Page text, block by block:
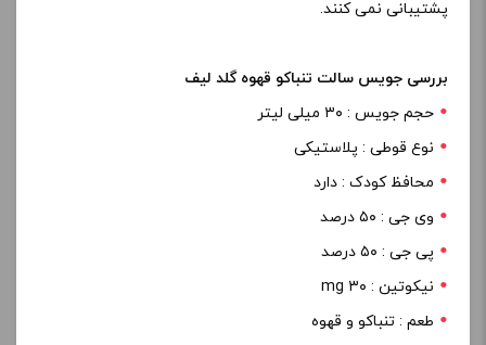
پشتیبانی نمی کنند.
بررسی جویس سالت تنباکو قهوه گلد لیف
حجم جویس : ۳۰ میلی لیتر
نوع قوطی : پلاستیکی
محافظ کودک : دارد
وی جی : ۵۰ درصد
پی جی : ۵۰ درصد
نیکوتین : ۳۰ mg
طعم : تنباکو و قهوه